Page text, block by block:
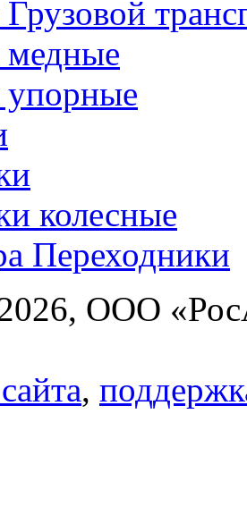
колесные
Переходники
ООО
,